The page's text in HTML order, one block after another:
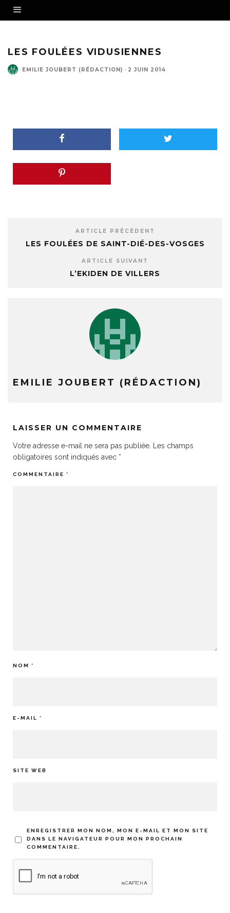
LES FOULÉES VIDUSIENNES
EMILIE JOUBERT (RÉDACTION) · 2 JUIN 2014
ARTICLE PRÉCÉDENT
LES FOULÉES DE SAINT-DIÉ-DES-VOSGES
ARTICLE SUIVANT
L’EKIDEN DE VILLERS
EMILIE JOUBERT (RÉDACTION)
LAISSER UN COMMENTAIRE
Votre adresse e-mail ne sera pas publiée.
Les champs
obligatoires sont indiqués avec *
COMMENTAIRE *
NOM *
E-MAIL *
SITE WEB
ENREGISTRER MON NOM, MON E-MAIL ET MON SITE
DANS LE NAVIGATEUR POUR MON PROCHAIN
COMMENTAIRE.